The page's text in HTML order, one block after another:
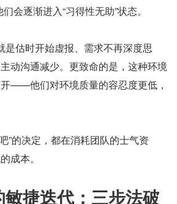
会逐渐进入“习得性无助”状态。
动沟通减少。更致命的是，这种环境
——他们对环境质量的容忍度更低，
成本。
捷迭代：三步法破